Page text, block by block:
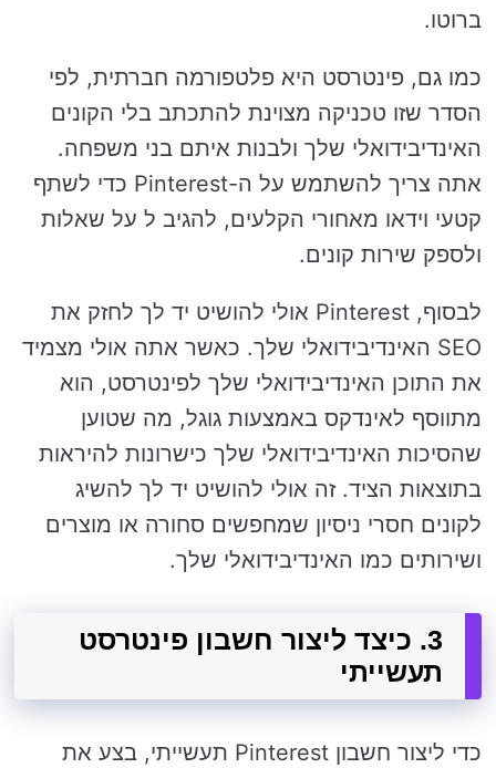
ברוטו.
כמו גם, פינטרסט היא פלטפורמה חברתית, לפי
הסדר שזו טכניקה מצוינת להתכתב בלי הקונים
האינדיבידואלי שלך ולבנות איתם בני משפחה.
אתה צריך להשתמש על ה-Pinterest כדי לשתף
קטעי וידאו מאחורי הקלעים, להגיב ל על שאלות
ולספק שירות קונים.
לבסוף, Pinterest אולי להושיט יד לך לחזק את
SEO האינדיבידואלי שלך. כאשר אתה אולי מצמיד
את התוכן האינדיבידואלי שלך לפינטרסט, הוא
מתווסף לאינדקס באמצעות גוגל, מה שטוען
שהסיכות האינדיבידואלי שלך כישרונות להיראות
בתוצאות הציד. זה אולי להושיט יד לך להשיג
לקונים חסרי ניסיון שמחפשים סחורה או מוצרים
ושירותים כמו האינדיבידואלי שלך.
3. כיצד ליצור חשבון פינטרסט
תעשייתי
כדי ליצור חשבון Pinterest תעשייתי, בצע את